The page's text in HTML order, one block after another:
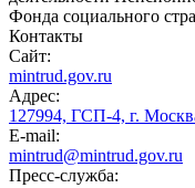
Фонда социального
Контакты
Сайт:
mintrud.gov.ru
Адрес:
127994, ГСП-4, г.
E-mail:
mintrud@mintrud.gov.ru
Пресс-служба: